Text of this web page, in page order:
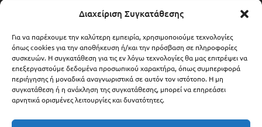
Διαχείριση Συγκατάθεσης
Για να παρέχουμε την καλύτερη εμπειρία, χρησιμοποιούμε τεχνολογίες
όπως cookies για την αποθήκευση ή/και την πρόσβαση σε πληροφορίες
συσκευών. Η συγκατάθεση για τις εν λόγω τεχνολογίες θα μας επιτρέψει να
επεξεργαστούμε δεδομένα προσωπικού χαρακτήρα, όπως συμπεριφορά
περιήγησης ή μοναδικά αναγνωριστικά σε αυτόν τον ιστότοπο. Η μη
συγκατάθεση ή η ανάκληση της συγκατάθεσης, μπορεί να επηρεάσει
αρνητικά ορισμένες λειτουργίες και δυνατότητες.
Διευθ: Θερμοπυλών 13
Τηλ: 2492 401071
Email: ampelonas@bitbox.gr